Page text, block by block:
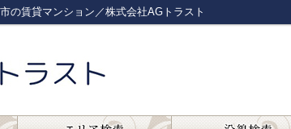
の賃貸マンション／株式会社AGトラスト